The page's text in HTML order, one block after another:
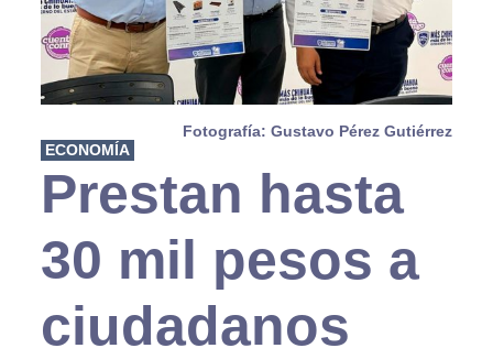
Fotografía: Gustavo Pérez Gutiérrez
ECONOMÍA
Prestan hasta
30 mil pesos a
ciudadanos